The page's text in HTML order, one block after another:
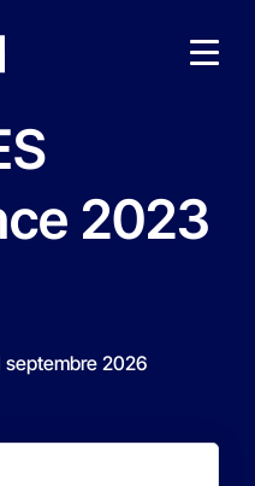
2023
septembre 2026